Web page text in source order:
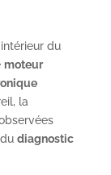
du
moteur
la
diagnostic